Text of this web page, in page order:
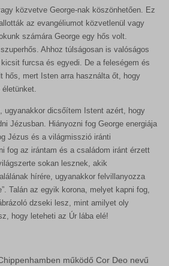
közvetve George-nak köszönhetően. Ez
az evangéliumot közvetlenül vagy
számára George egy hős volt.
Ahhoz túlságosan is valóságos
furcsa és egyedi. De a feleségem és
hős, mert Isten arra használta őt, hogy
ugyanakkor dicsőítem Istent azért, hogy
Jézusban. Hiányozni fog George energiája
Jézus és a világmisszió iránti
fog az irántam és a családom iránt érzett
sokan lesznek, akik
hírére, ugyanakkor felvillanyozza
Talán az egyik korona, melyet kapni fog,
dzseki lesz, mint amilyet oly
hogy leteheti az Úr lába elé!
működő Cor Deo nevű